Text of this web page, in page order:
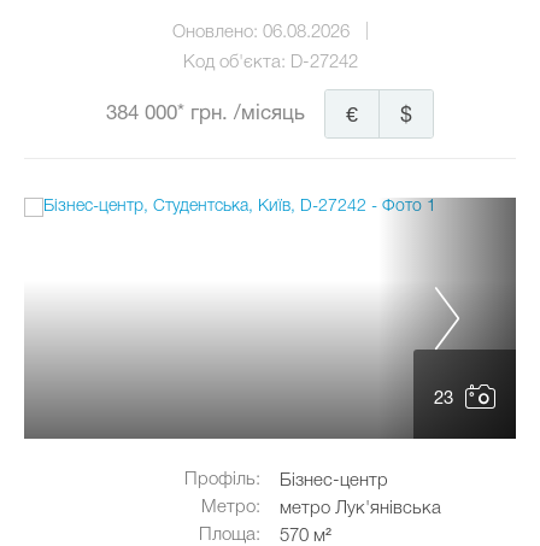
Оновлено: 06.08.2026
Код об'єкта: D-27242
384 000* грн. /місяць $
€
23
Профіль:
Бізнес-центр
Метро:
метро Лук'янівська
Площа:
570 м²